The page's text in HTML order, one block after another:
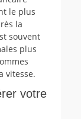
le plus
la
souvent
plus
vitesse.
votre